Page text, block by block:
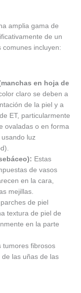
amplia gama de
de un
comunes incluyen:
en hoja de
claro se deben a
de la piel y a
ET, particularmente
ovaladas o en forma
luz
Estas
de vasos
en la cara,
mejillas.
de piel
textura de piel de
en la parte
tumores fibrosos
las uñas de las